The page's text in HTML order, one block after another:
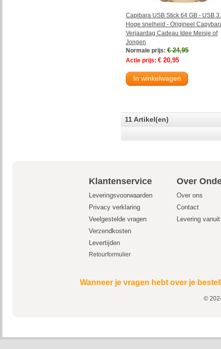
Capibara USB Stick 64 GB - USB
Hoge snelheid - Origineel
Verjaardag Cadeau Idee Meisje of
Jongen
Normale prijs: € 24,95
Actie prijs: € 20,95
In winkelwagen
11 Artikel(en)
Klantenservice Over
Leveringsvoorwaarden
Over ons
Privacy verklaring
Contact
Veelgestelde vragen
Levering
Verzendkosten
Levertijden
Retourformulier
Wanneer je vragen hebt over je
©